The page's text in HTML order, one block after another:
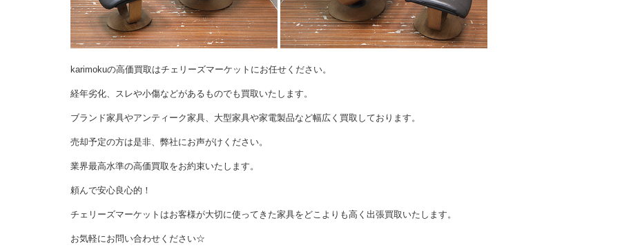
karimokuの高価買取はチェリーズマーケットにお任せください。
経年劣化、スレや小傷などがあるものでも買取いたします。
ブランド家具やアンティーク家具、大型家具や家電製品など幅広く買取しております。
売却予定の方は是非、弊社にお声がけください。
業界最高水準の高価買取をお約束いたします。
頼んで安心良心的！
チェリーズマーケットはお客様が大切に使ってきた家具をどこよりも高く出張買取いたします。
お気軽にお問い合わせください☆